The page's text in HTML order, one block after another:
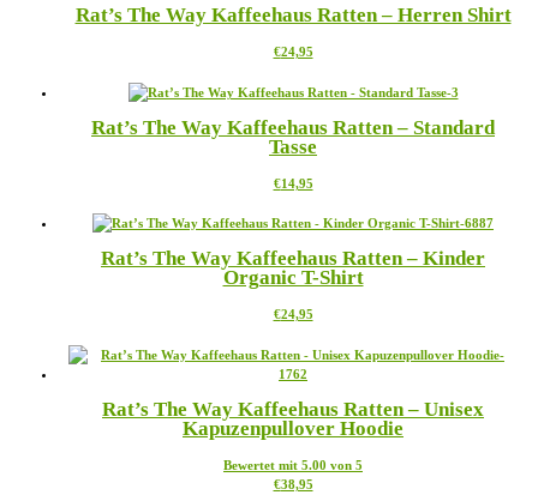
Produktseite
werden
Varianten
Die
können
der
Produktseite
werden
Rat’s The Way Kaffeehaus Ratten – Herren Shirt
€24,95Dieses
weist
Varianten
auf.
Optionen
auf
Produktseite
gewählt
Rat’s The Way Kaffeehaus Ratten – Standard
Tasse
€14,95Dieses
weist
Varianten
auf.
Optionen
auf
gewählt
werden
Rat’s The Way Kaffeehaus Ratten – Kinder
Organic T-Shirt
€24,95Dieses
weist
auf.
Die
können
auf
Rat’s The Way Kaffeehaus Ratten – Unisex
Kapuzenpullover Hoodie
Bewertet mit 5.00 von 5
€38,95Dieses